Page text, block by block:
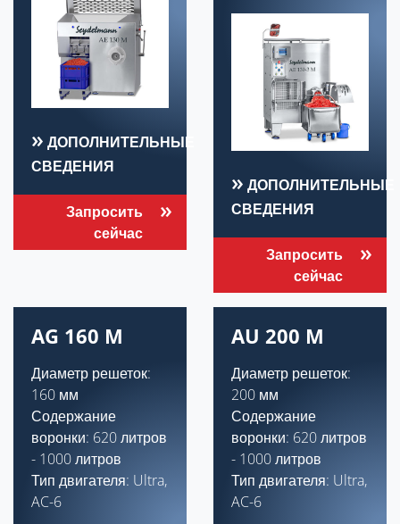
ДОПОЛНИТЕЛЬНЫЕ
СВЕДЕНИЯ
Запросить
сейчас
ДОПОЛНИТЕЛЬНЫЕ
СВЕДЕНИЯ
Запросить
сейчас
AG 160 M
Диаметр решеток:
160 мм
Содержание
воронки: 620 литров
- 1000 литров
Тип двигателя: Ultra,
AC-6
AU 200 M
Диаметр решеток:
200 мм
Содержание
воронки: 620 литров
- 1000 литров
Тип двигателя: Ultra,
AC-6